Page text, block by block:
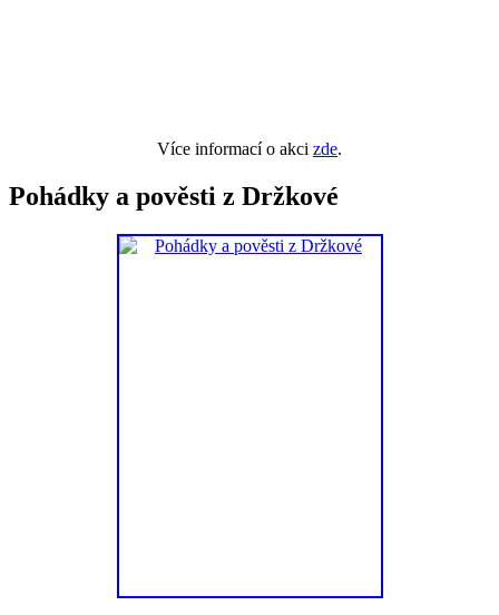
Více informací o akci zde.
Pohádky a pověsti z Držkové